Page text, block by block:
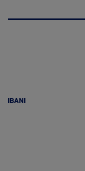
IBANI